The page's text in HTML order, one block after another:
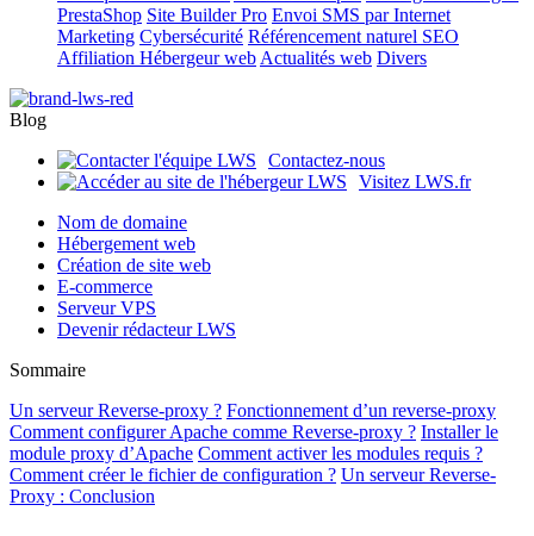
PrestaShop Site Builder Pro Envoi SMS par Internet
Marketing Cybersécurité Référencement naturel SEO
Affiliation Hébergeur web Actualités web Divers
Blog
Contactez-nous
Visitez LWS.fr
Nom de domaine
Hébergement web
Création de site web
E-commerce
Serveur VPS
Devenir rédacteur LWS
Sommaire
Un serveur Reverse-proxy ? Fonctionnement d’un reverse-proxy
Comment configurer Apache comme Reverse-proxy ? Installer le
module proxy d’Apache Comment activer les modules requis ?
Comment créer le fichier de configuration ? Un serveur Reverse-
Proxy : Conclusion